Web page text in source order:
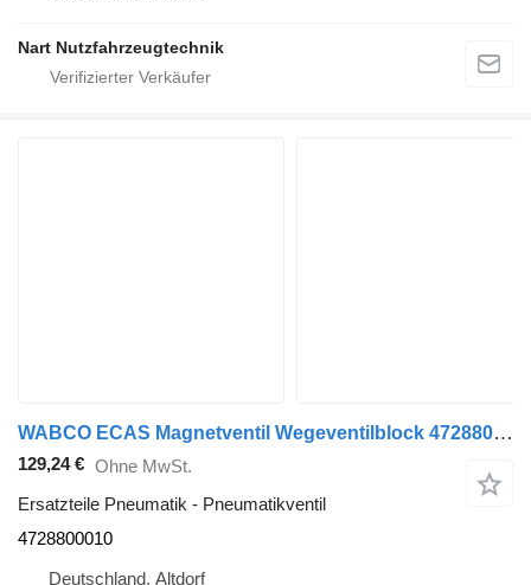
Nart Nutzfahrzeugtechnik
WABCO ECAS Magnetventil Wegeventilblock 4728800010 Pneumatikventil für MAN LKW
129,24 € Ohne MwSt.
Ersatzteile Pneumatik - Pneumatikventil
4728800010
Deutschland, Altdorf